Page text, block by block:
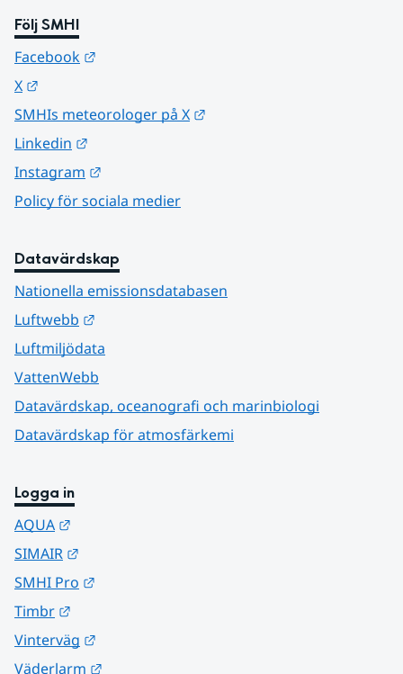
Följ SMHI
Facebook
X
SMHIs meteorologer på X
Linkedin
Instagram
Policy för sociala medier
Datavärdskap
Nationella emissionsdatabasen
Luftwebb
Luftmiljödata
VattenWebb
Datavärdskap, oceanografi och marinbiologi
Datavärdskap för atmosfärkemi
Logga in
AQUA
SIMAIR
SMHI Pro
Timbr
Vinterväg
Väderlarm